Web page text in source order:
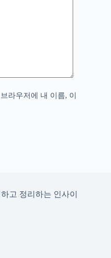
라우저에 내 이름, 이
고 정리하는 인사이